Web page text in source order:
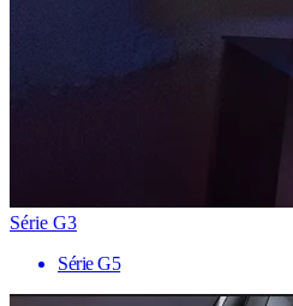
Série G3
Série G5